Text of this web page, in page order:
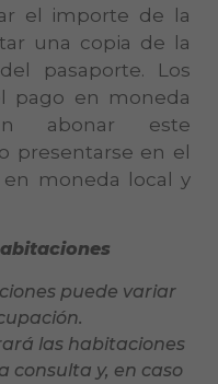
el importe de la
una copia de la
pasaporte. Los
pago en moneda
abonar este
presentarse en el
moneda local y
puede variar
las habitaciones
consulta y, en caso